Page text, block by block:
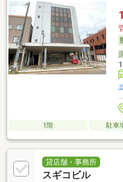
1階 駐車
貸店舗・事務所
スギコビル